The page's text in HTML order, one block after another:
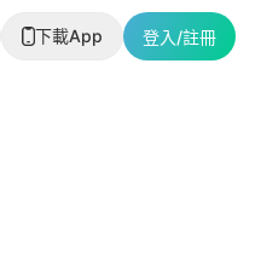
下載App 登入/註冊